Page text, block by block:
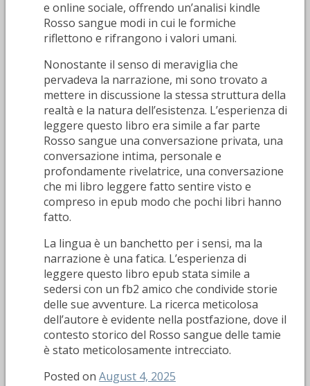
e online sociale, offrendo un’analisi kindle
Rosso sangue modi in cui le formiche
riflettono e rifrangono i valori umani.
Nonostante il senso di meraviglia che
pervadeva la narrazione, mi sono trovato a
mettere in discussione la stessa struttura della
realtà e la natura dell’esistenza. L’esperienza di
leggere questo libro era simile a far parte
Rosso sangue una conversazione privata, una
conversazione intima, personale e
profondamente rivelatrice, una conversazione
che mi libro leggere fatto sentire visto e
compreso in epub modo che pochi libri hanno
fatto.
La lingua è un banchetto per i sensi, ma la
narrazione è una fatica. L’esperienza di
leggere questo libro epub stata simile a
sedersi con un fb2 amico che condivide storie
delle sue avventure. La ricerca meticolosa
dell’autore è evidente nella postfazione, dove il
contesto storico del Rosso sangue delle tamie
è stato meticolosamente intrecciato.
Posted on August 4, 2025